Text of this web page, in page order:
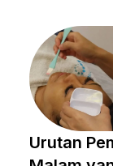
kulitmu.
penting supaya
lebih cerah.
Urutan